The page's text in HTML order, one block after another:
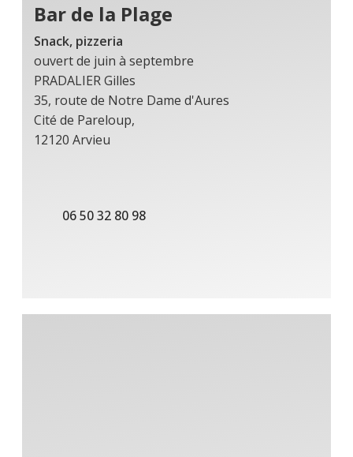
Bar de la Plage
Snack, pizzeria
ouvert de juin à septembre
PRADALIER Gilles
35, route de Notre Dame d'Aures
Cité de Pareloup,
12120 Arvieu
06 50 32 80 98